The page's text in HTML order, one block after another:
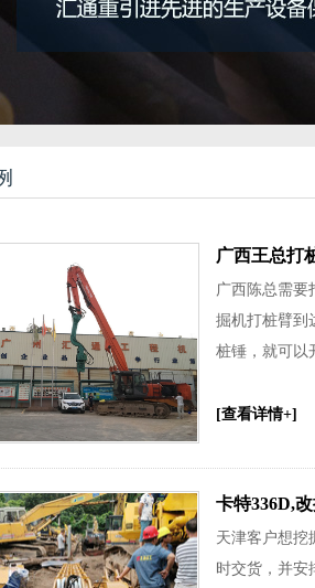
广西王总打
广西陈总需要
掘机打桩臂到
桩锤，就可以
[查看详情+]
卡特336D,
天津客户想挖
时交货，并安